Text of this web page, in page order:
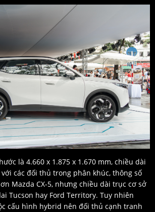
là 4.660 x 1.875 x 1.670 mm, chiều dài
với các đối thủ trong phân khúc, thông số
Mazda CX-5, nhưng chiều dài trục cơ sở
Tucson hay Ford Territory. Tuy nhiên
cấu hình hybrid nên đối thủ cạnh tranh